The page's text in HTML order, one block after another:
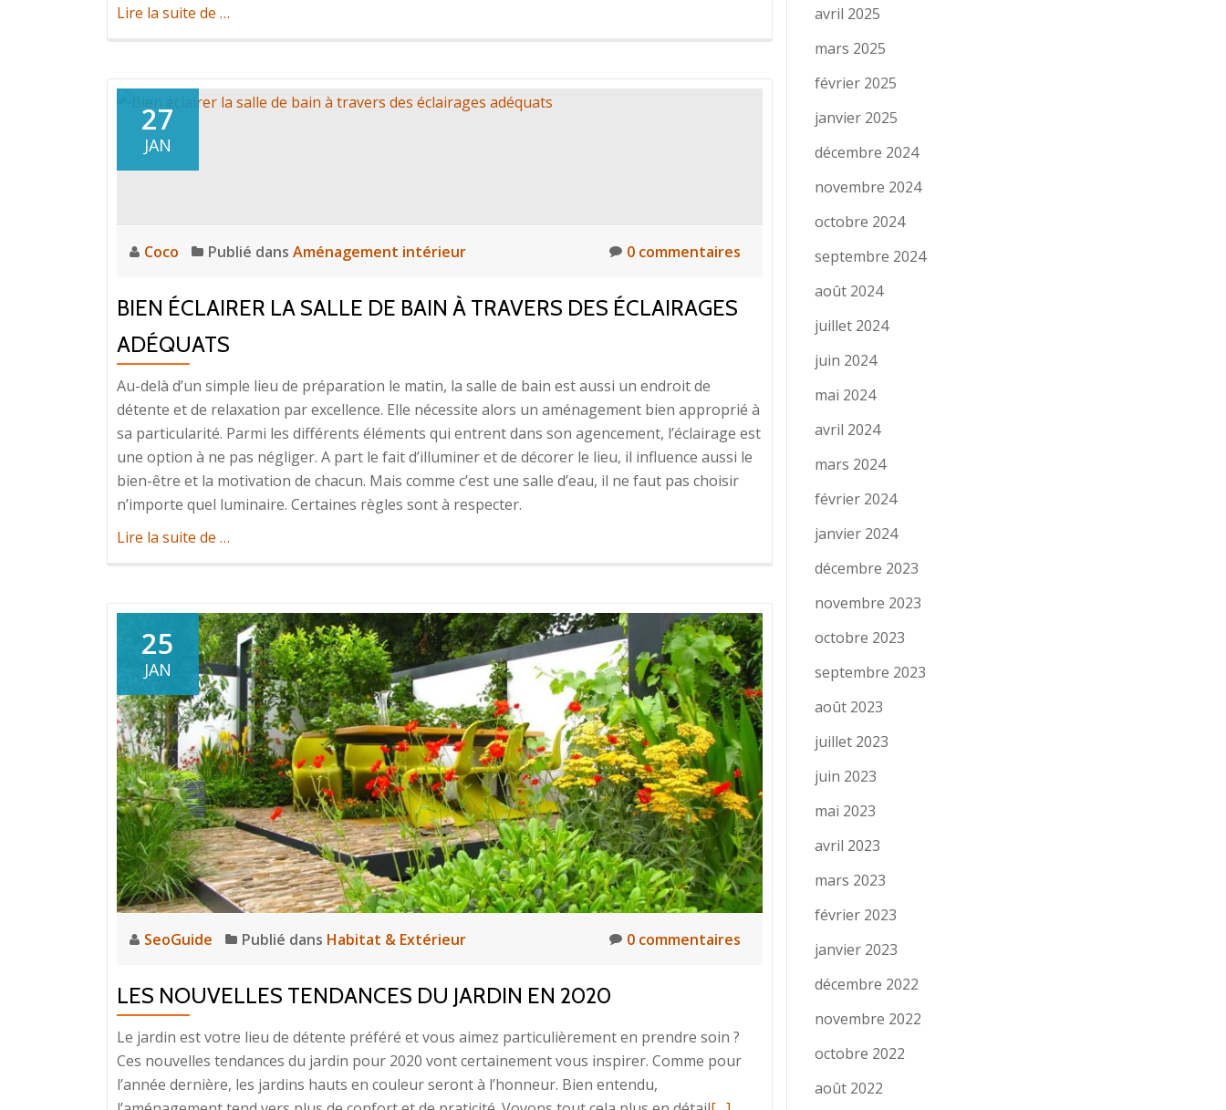
Lire la suite de à
motifs
…
27
JAN
Coco Publié dans Aménagement intérieur 0 commentaires
BIEN ÉCLAIRER LA SALLE DE BAIN À TRAVERS DES ÉCLAIRAGES
ADÉQUATS
Au-delà d’un simple lieu de préparation le matin, la salle de bain est aussi un endroit de
détente et de relaxation par excellence. Elle nécessite alors un aménagement bien approprié à
sa particularité. Parmi les différents éléments qui entrent dans son agencement, l’éclairage est
une option à ne pas négliger. A part le fait d’illuminer et de décorer le lieu, il influence aussi le
bien-être et la motivation de chacun. Mais comme c’est une salle d’eau, il ne faut pas choisir
n’importe quel luminaire. Certaines règles sont à respecter.
Lire la suite de à
la
salle
de
bain
à
travers
des
éclairages
adéquats
…
25
JAN
SeoGuide Publié dans Habitat & Extérieur 0 commentaires
LES NOUVELLES TENDANCES DU JARDIN EN 2020
Le jardin est votre lieu de détente préféré et vous aimez particulièrement en prendre soin ?
Ces nouvelles tendances du jardin pour 2020 vont certainement vous inspirer. Comme pour
l’année dernière, les jardins hauts en couleur seront à l’honneur. Bien entendu,
avril 2025
mars 2025
février 2025
janvier 2025
décembre 2024
novembre 2024
octobre 2024
septembre 2024
août 2024
juillet 2024
juin 2024
mai 2024
avril 2024
mars 2024
février 2024
janvier 2024
décembre 2023
novembre 2023
octobre 2023
septembre 2023
août 2023
juillet 2023
juin 2023
mai 2023
avril 2023
mars 2023
février 2023
janvier 2023
décembre 2022
novembre 2022
octobre 2022
août 2022